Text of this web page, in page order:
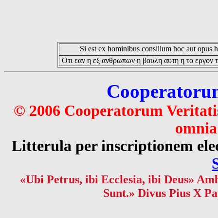
Si est ex hominibus consilium hoc aut opus
Οτι εαν η εξ ανθρωπων η βουλη αυτη η το εργον
© 2006 Cooperatorum
Litterula per inscriptionem
«Ubi Petrus, ibi Ecclesia, ibi Deus»
Sunt.» Divus Pius X